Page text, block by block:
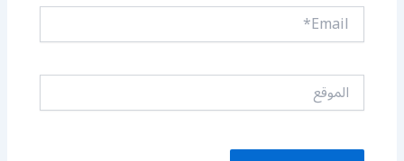
Email*
الموقع